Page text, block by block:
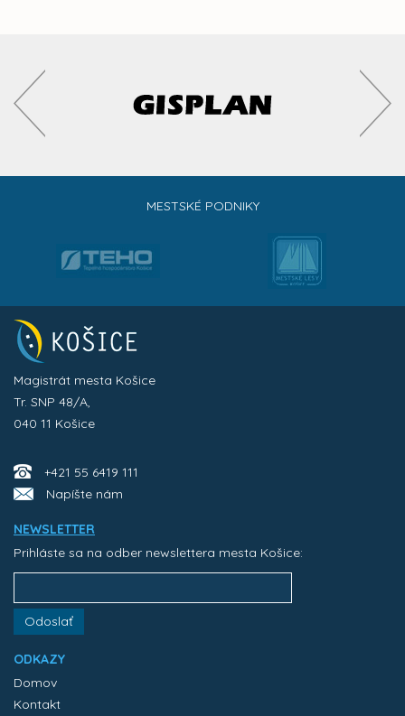
MESTSKÉ PODNIKY
Magistrát mesta Košice
Tr. SNP 48/A,
040 11 Košice
+421 55 6419 111
Napíšte nám
NEWSLETTER
Prihláste sa na odber newslettera mesta Košice:
Odoslať
ODKAZY
Domov
Kontakt